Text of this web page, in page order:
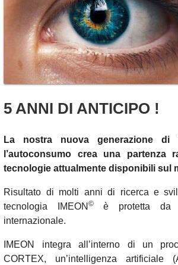
5 ANNI DI ANTICIPO !
La nostra nuova generazione di
l’autoconsumo crea una partenza
tecnologie attualmente disponibili sul
Risultato di molti anni di ricerca e
tecnologia IMEON© è protetta da
internazionale.
IMEON integra all’interno di un
CORTEX, un’intelligenza artificiale